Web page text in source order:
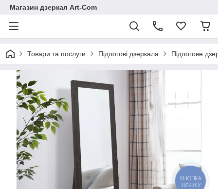
Магазин дзеркал Art-Com
Товари та послуги Підлогові дзеркала Підлогове
КНОПКА
ЗВ'ЯЗКУ